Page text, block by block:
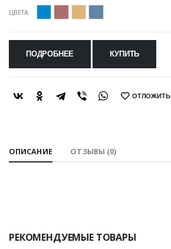
ЦВЕТА:
ПОДРОБНЕЕ КУПИТЬ
SHARE: ОТЛОЖИТЬ
ОПИСАНИЕ ОТЗЫВЫ (0)
РЕКОМЕНДУЕМЫЕ ТОВАРЫ